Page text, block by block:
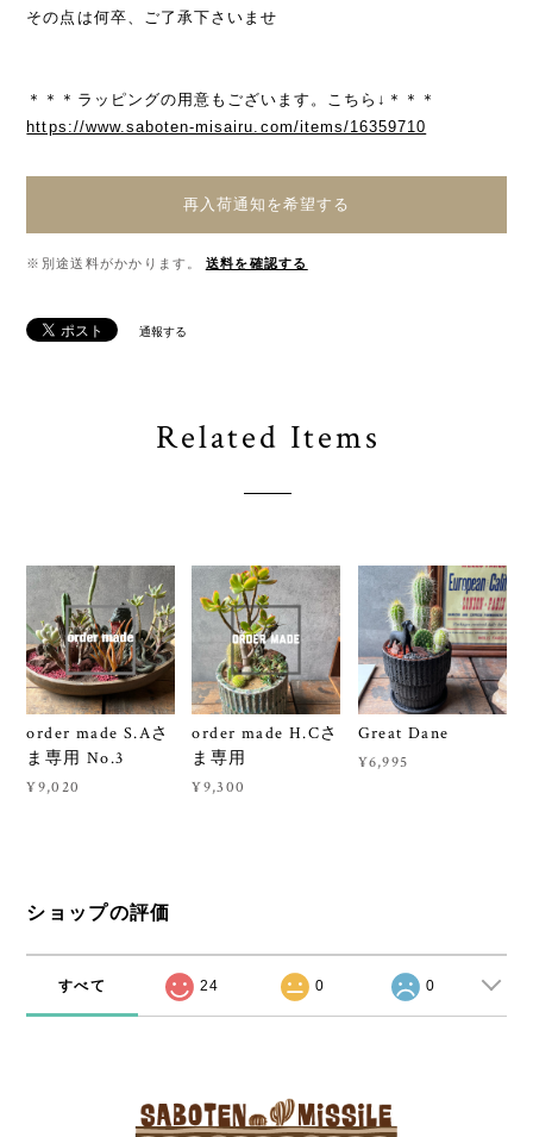
その点は何卒、ご了承下さいませ
＊＊＊ラッピングの用意もございます。こちら↓＊＊＊
https://www.saboten-misairu.com/items/16359710
再入荷通知を希望する
※別途送料がかかります。 送料を確認する
通報する
Related Items
order made S.Aさ
ま専用 No.3
¥9,020
order made H.Cさ
ま専用
¥9,300
Great Dane
¥6,995
ショップの評価
すべて 24 0 0